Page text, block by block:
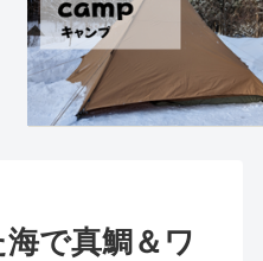
で真鯛＆ワ